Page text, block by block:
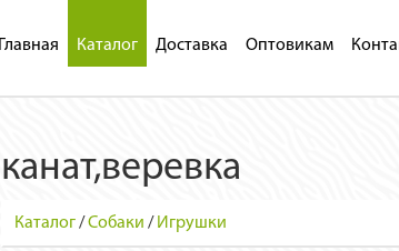
Главная Каталог Доставка Оптовикам
канат,веревка
Каталог/Собаки / Игрушки